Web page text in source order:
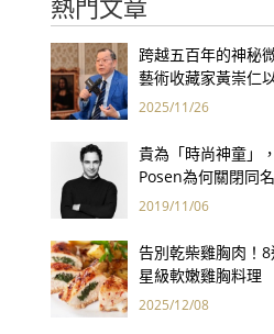
熱門文章
跨越五百年的神秘
藝術收藏家黃崇仁
「最年輕的蒙娜麗莎
2025/11/26
貴為「時尚神童」
Posen為何關閉同
2019/11/06
告別乾柴雞胸肉！
星級軟嫩雞胸料理
2025/12/08